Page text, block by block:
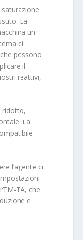
La
un
di
possono
il
reattivi,
ridotto,
La
l’agente di
TA, che
e